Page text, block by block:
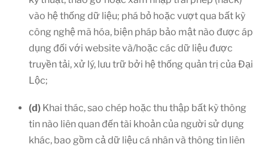
vào hệ thống dữ liệu; phá bỏ hoặc vượt qua bất kỳ
công nghệ mã hóa, biện pháp bảo mật nào được áp
dụng đối với website và/hoặc các dữ liệu được
truyền tải, xử lý, lưu trữ bởi hệ thống quản trị của Đại
Lộc;
(d) Khai thác, sao chép hoặc thu thập bất kỳ thông
tin nào liên quan đến tài khoản của người sử dụng
khác, bao gồm cả dữ liệu cá nhân và thông tin liên